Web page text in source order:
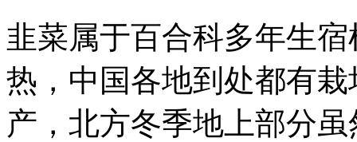
韭菜属于百合科多年生
热，中国各地到处都有
产，北方冬季地上部分